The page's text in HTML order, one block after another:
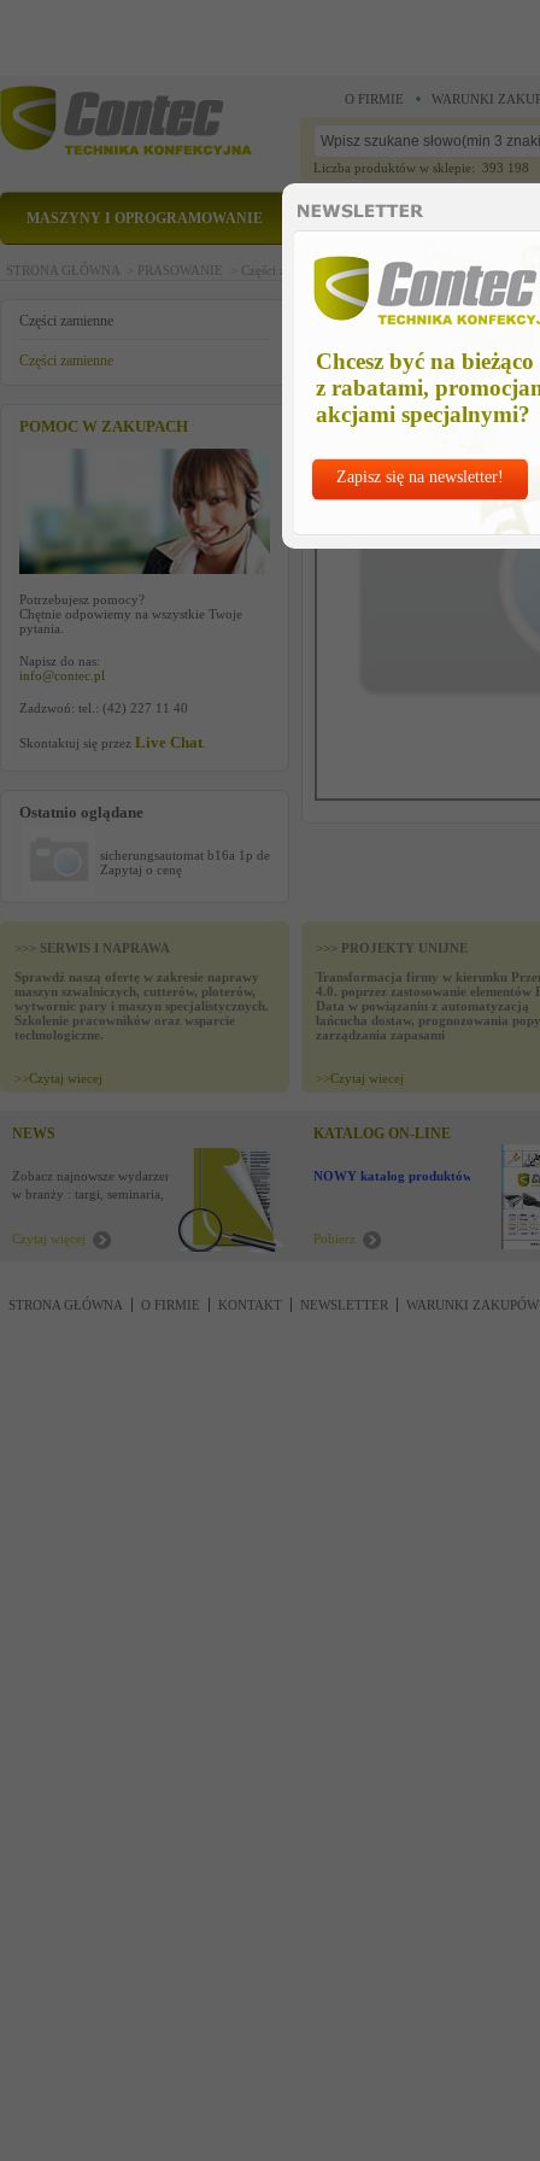
Chcesz być na bieżąco
z rabatami,
akcjami specjalnymi?
Zapisz się na newsletter!
O FIRMIE WARUNKI
Liczba produktów w sklepie: 393 198
MASZYNY I OPROGRAMOWANIE CZĘŚCI ZAMIENNE
STRONA GŁÓWNA > PRASOWANIE > Części zamienne >Części zamienne >
Części zamienne
Części zamienne
POMOC W ZAKUPACH
Potrzebujesz pomocy?
Chętnie odpowiemy na wszystkie Twoje
pytania.
Napisz do nas:
info@contec.pl
Zadzwoń: tel.: (42) 227 11 40
Skontaktuj się przez Live Chat
Ostatnio oglądane
sicherungsautomat b16a 1p de
Zapytaj o cenę
sicherungsautomat b16a 1p de
>>> SERWIS I NAPRAWA
Sprawdź naszą ofertę w zakresie naprawy
maszyn szwalniczych, cutterów, ploterów,
wytwornic pary i maszyn specjalistycznych.
Szkolenie pracowników oraz wsparcie
technologiczne.
>>Czytaj wiecej
>>> PROJEKTY UNIJNE
Transformacja firmy w kierunku
4.0. poprzez zastosowanie elementów
Data w powiązaniu z automatyzacją
łańcucha dostaw, prognozowania
zarządzania zapasami
>>Czytaj wiecej
NEWS
Zobacz najnowsze wydarzenia
w branży : targi, seminaria,
Czytaj więcej
KATALOG ON-LINE
NOWY katalog produktów !
Pobierz
STRONA GŁÓWNA O FIRMIE KONTAKT NEWSLETTER WARUNKI ZAKUPÓW